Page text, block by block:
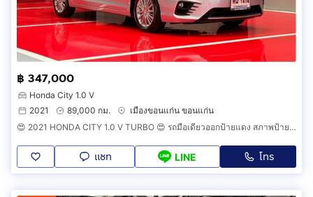
฿ 347,000
Honda City 1.0 V
2021
89,000 กม.
เมืองขอนแก่น ขอนแก่น
😍 2021 HONDA CITY 1.0 V TURBO 😍 รถมือเดียวออกป้ายแดง สภาพป้ายแดง วิ่งน้อยเพียง 8X,XXX กม รถไม่เคยมีอุบัติเหตุครับ
แชท LINE โทร